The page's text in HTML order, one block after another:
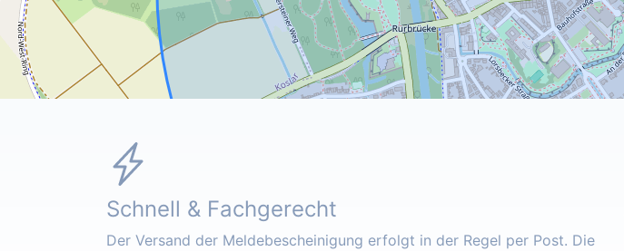
Schnell & Fachgerecht
Der Versand der Meldebescheinigung erfolgt in der Regel per Post. Die